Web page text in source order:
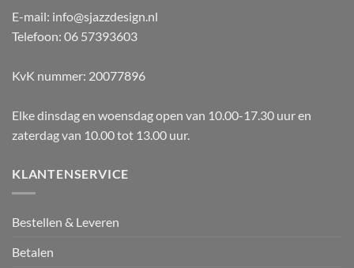
E-mail: info@sjazzdesign.nl
Telefoon: 06 57393603
KvK nummer: 20077896
Elke dinsdag en woensdag open van 10.00-17.30 uur en
zaterdag van 10.00 tot 13.00 uur.
KLANTENSERVICE
Bestellen & Leveren
Betalen